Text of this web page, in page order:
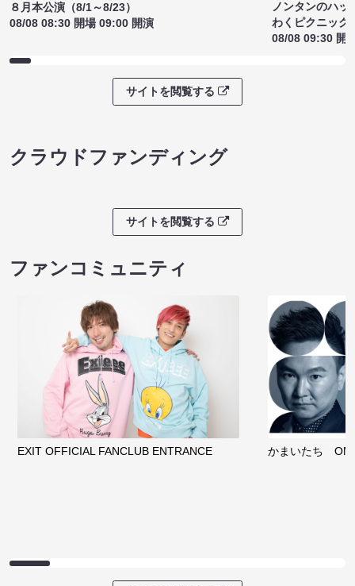
８月本公演（8/1～8/23）
08/08 08:30 開場 09:00 開演
ノンタンのハッ
わくピクニック
08/08 09:30 開
サイトを閲覧する
クラウドファンディング
サイトを閲覧する
ファンコミュニティ
EXIT OFFICIAL FANCLUB ENTRANCE かまいたち